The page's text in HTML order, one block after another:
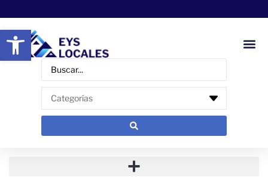
Abrir barra de herramientas